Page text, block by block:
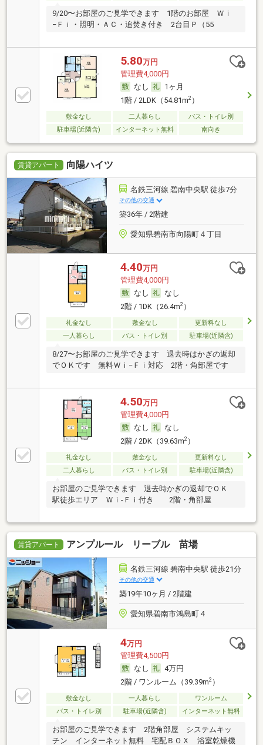
9/20〜お部屋のご見学できます 1階のお部屋 Ｗｉ
−Ｆｉ・照明・ＡＣ・追焚き付き 2台目Ｐ（55
5.80万円
管理費4,000円
なし
1ヶ月
1階 / 2LDK（54.81m2）
敷金なし 二人暮らし
バス・トイレ別
駐車場(近隣含)
インターネット無料 南向き
賃貸アパート 向陽ハイツ
名鉄三河線 碧南中央駅 徒歩7分
その他の交通
築36年 / 2階建
愛知県碧南市向陽町４丁目
4.40万円
管理費4,000円
なし
なし
2階 / 1DK（26.4m2）
礼金なし 敷金なし
更新料なし
一人暮らし
バス・トイレ別 駐車場(近隣含)
8/27〜お部屋のご見学できます 退去時はかぎの返却
でＯＫです 無料Ｗｉ−Ｆｉ対応 2階・角部屋です
4.50万円
管理費4,000円
なし
なし
2階 / 2DK（39.63m2）
礼金なし 敷金なし
更新料なし
二人暮らし
バス・トイレ別 駐車場(近隣含)
お部屋のご見学できます 退去時かぎの返却でＯＫ
駅徒歩エリア Ｗｉ-Ｆｉ付き 2階・角部屋
賃貸アパート アンプルール リーブル 苗場
名鉄三河線 碧南中央駅 徒歩21分
その他の交通
築19年10ヶ月 / 2階建
愛知県碧南市鴻島町４
4万円
管理費4,500円
なし
4万円
2階 / ワンルーム（39.39m2）
敷金なし 一人暮らし
ワンルーム
バス・トイレ別
駐車場(近隣含) インターネット無料
お部屋のご見学できます 2階角部屋 システムキッ
チン インターネット無料 宅配ＢＯＸ 浴室乾燥機